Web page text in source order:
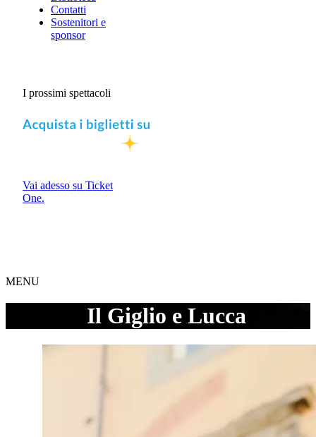
Contatti
Sostenitori e
sponsor
I prossimi spettacoli
Vai adesso su Ticket
One.
MENU
Il Giglio e Lucca